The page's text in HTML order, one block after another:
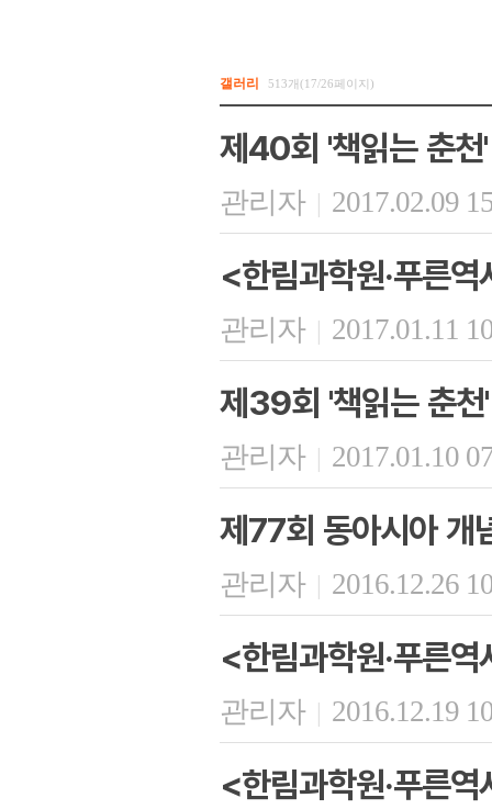
갤러리 513개(17/26페이지)
제40회 '책읽는 춘천'
관리자 | 2017.02.09
<한림과학원·푸른
관리자 | 2017.01.11
제39회 '책읽는 춘천'
관리자 | 2017.01.10
제77회 동아시아 개
관리자 | 2016.12.26
<한림과학원·푸른
관리자 | 2016.12.19
<한림과학원·푸른